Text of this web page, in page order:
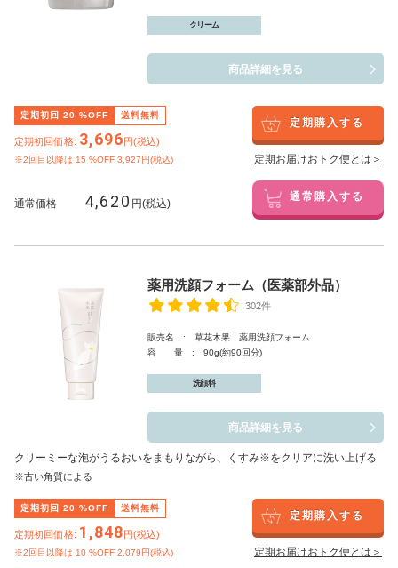
クリーム
商品詳細を見る
定期初回 20 %OFF 送料無料
定期初回価格: 3,696円(税込)
※2回目以降は 15 %OFF 3,927円(税込)
定期購入する
定期お届けおトク便とは＞
通常価格 4,620 円(税込) 通常購入する
薬用洗顔フォーム（医薬部外品）
302件
販売名 : 草花木果 薬用洗顔フォーム
容 量 : 90g(約90回分)
洗顔料
商品詳細を見る
クリーミーな泡がうるおいをまもりながら、くすみ※をクリアに洗い上げる
※古い角質による
定期初回 20 %OFF 送料無料
定期初回価格: 1,848円(税込)
※2回目以降は 10 %OFF 2,079円(税込)
定期購入する
定期お届けおトク便とは＞